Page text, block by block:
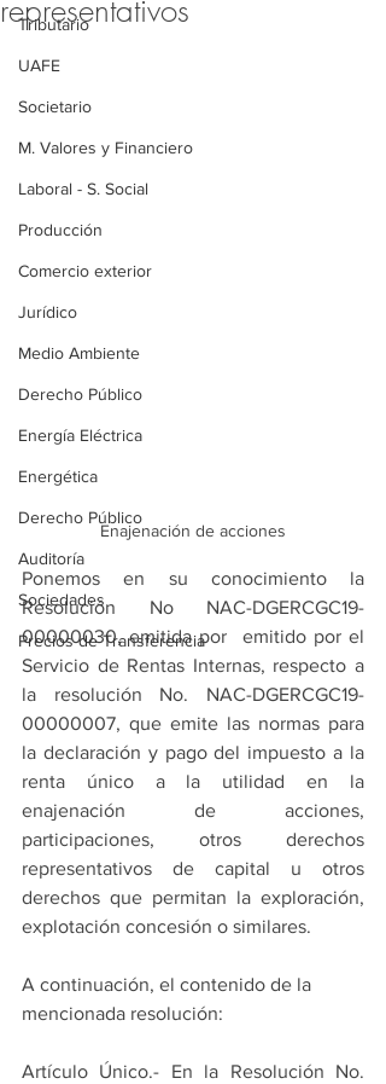
Tributario
UAFE
Societario
M. Valores y Financiero
Laboral - S. Social
Producción
Comercio exterior
Jurídico
Medio Ambiente
Derecho Público
Energía Eléctrica
Energética
Derecho Público
Auditoría
Sociedades
Precios de Transferencia
representativos
Enajenación de acciones
Ponemos en su conocimiento la
Resolución No NAC-DGERCGC19-
00000030, emitida por  emitido por el
Servicio de Rentas Internas, respecto a
la resolución No. NAC-DGERCGC19-
00000007, que emite las normas para
la declaración y pago del impuesto a la
renta único a la utilidad en la
enajenación de acciones,
participaciones, otros derechos
representativos de capital u otros
derechos que permitan la exploración,
explotación concesión o similares.
A continuación, el contenido de la
mencionada resolución:
Artículo Único.- En la Resolución No.